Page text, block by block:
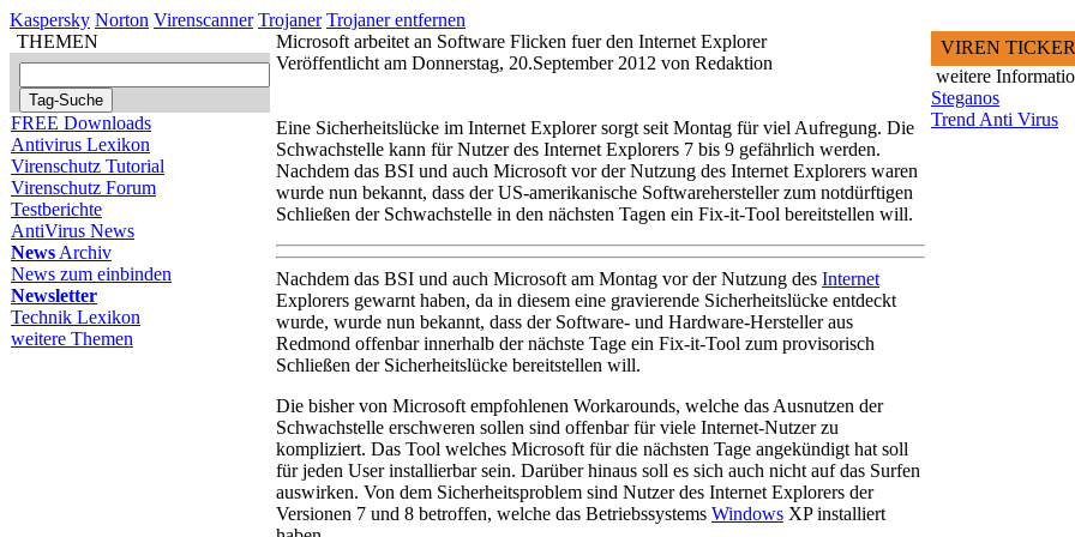
Kaspersky Norton Virenscanner Trojaner Trojaner entfernen
THEMEN
FREE Downloads
Antivirus Lexikon
Virenschutz Tutorial
Virenschutz Forum
Testberichte
AntiVirus News
News Archiv
News zum einbinden
Newsletter
Technik Lexikon
weitere Themen
Microsoft arbeitet an Software Flicken fuer den Internet Explorer
Veröffentlicht am Donnerstag, 20.September 2012 von Redaktion
Eine Sicherheitslücke im Internet Explorer sorgt seit Montag für viel Aufregung. Die
Schwachstelle kann für Nutzer des Internet Explorers 7 bis 9 gefährlich werden.
Nachdem das BSI und auch Microsoft vor der Nutzung des Internet Explorers waren
wurde nun bekannt, dass der US-amerikanische Softwarehersteller zum notdürftigen
Schließen der Schwachstelle in den nächsten Tagen ein Fix-it-Tool bereitstellen will.
Nachdem das BSI und auch Microsoft am Montag vor der Nutzung des Internet
Explorers gewarnt haben, da in diesem eine gravierende Sicherheitslücke entdeckt
wurde, wurde nun bekannt, dass der Software- und Hardware-Hersteller aus
Redmond offenbar innerhalb der nächste Tage ein Fix-it-Tool zum provisorisch
Schließen der Sicherheitslücke bereitstellen will.
Die bisher von Microsoft empfohlenen Workarounds, welche das Ausnutzen der
Schwachstelle erschweren sollen sind offenbar für viele Internet-Nutzer zu
kompliziert. Das Tool welches Microsoft für die nächsten Tage angekündigt hat soll
für jeden User installierbar sein. Darüber hinaus soll es sich auch nicht auf das Surfen
auswirken. Von dem Sicherheitsproblem sind Nutzer des Internet Explorers der
Versionen 7 und 8 betroffen, welche das Betriebssystems Windows XP installiert
VIREN TICKER
weitere
Steganos
Trend Anti Virus